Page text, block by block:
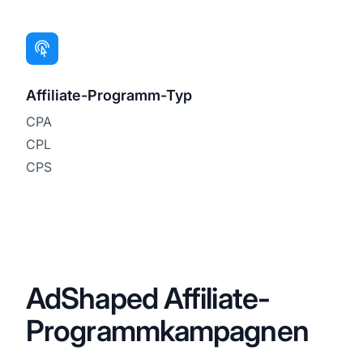
Affiliate-Programm-Typ
CPA
CPL
CPS
AdShaped Affiliate-
Programmkampagnen